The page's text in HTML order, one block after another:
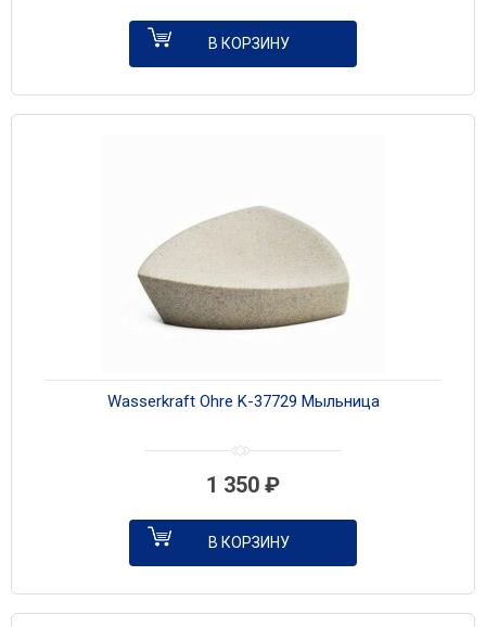
В КОРЗИНУ
Wasserkraft Ohre K-37729 Мыльница
1 350 ₽
В КОРЗИНУ